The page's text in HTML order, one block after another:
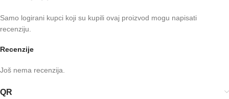
Recenzije
Još nema recenzija.
Samo logirani kupci koji su kupili ovaj proizvod mogu napisati
recenziju.
QR